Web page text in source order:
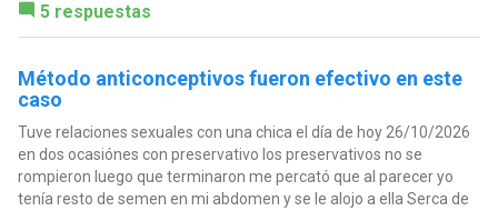
5 respuestas
Método anticonceptivos fueron efectivo en este
caso
Tuve relaciones sexuales con una chica el día de hoy 26/10/2026
en dos ocasiónes con preservativo los preservativos no se
rompieron luego que terminaron me percató que al parecer yo
tenía resto de semen en mi abdomen y se le alojo a ella Serca de